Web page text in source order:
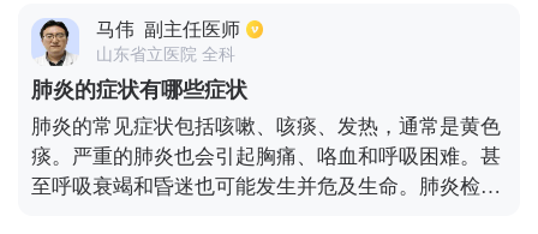
出现咽喉的红肿疼痛或者是胸部的疼痛，大小便方面
会出现小便的短黄或者是大便的秘结，舌苔舌质方面
会出现舌红和舌苔偏黄的症状，脉象会出现脉速率的
偏快的症状。
马伟 副主任医师
山东省立医院 全科
肺炎的症状有哪些症状
肺炎的常见症状包括咳嗽、咳痰、发热，通常是黄色
痰。严重的肺炎也会引起胸痛、咯血和呼吸困难。甚
至呼吸衰竭和昏迷也可能发生并危及生命。肺炎检查